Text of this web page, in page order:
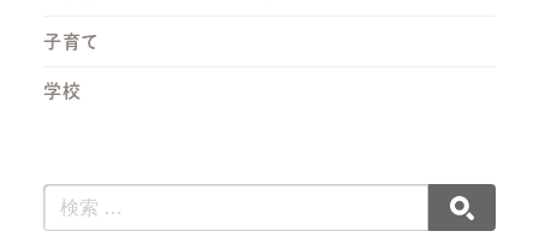
子育て
学校